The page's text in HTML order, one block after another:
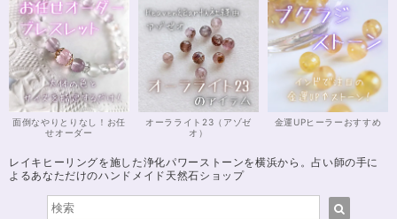
面倒なやりとりなし！お任
せオーダー
オーラライト23（アゾゼ
オ）
金運UPヒーラーおすすめ
レイキヒーリングを施した浄化パワーストーンを横浜から。占い師の手に
よるあなただけのハンドメイド天然石ショップ